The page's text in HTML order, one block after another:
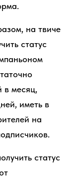
на твиче
статус
в месяц,
иметь в
на
статус